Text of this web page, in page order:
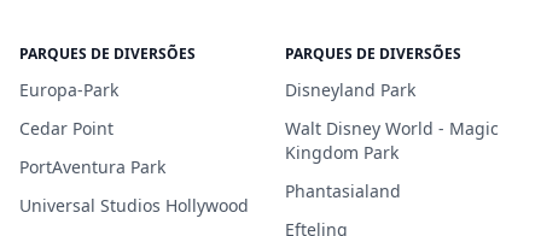
PARQUES DE DIVERSÕES
Europa-Park
Cedar Point
PortAventura Park
Universal Studios Hollywood
PARQUES DE DIVERSÕES
Disneyland Park
Walt Disney World - Magic
Kingdom Park
Phantasialand
Efteling